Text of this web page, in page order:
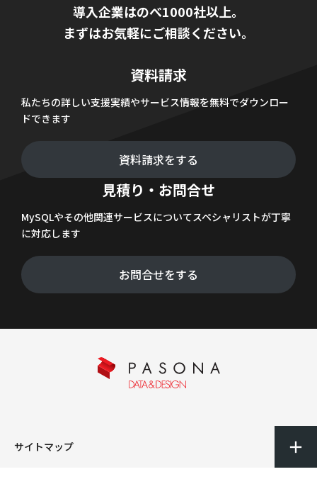
導入企業はのべ1000社以上。
まずはお気軽にご相談ください。
資料請求
私たちの詳しい支援実績やサービス情報を無料でダウンロー
ドできます
資料請求をする
見積り・お問合せ
MySQLやその他関連サービスについてスペシャリストが丁寧
に対応します
お問合せをする
サイトマップ